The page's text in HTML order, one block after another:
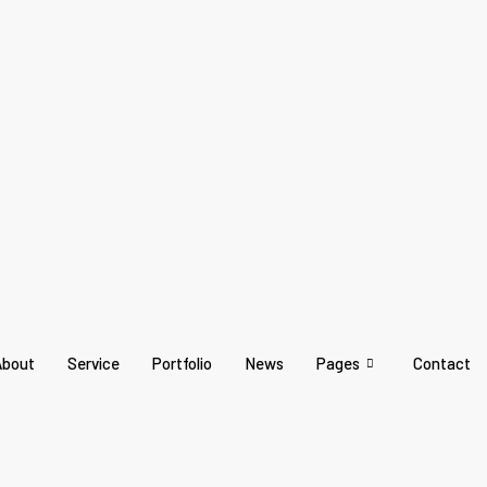
Service Portfolio News Pages Contact